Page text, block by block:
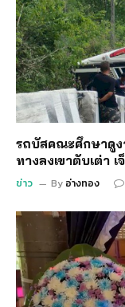
รถบัสคณะศึกษาดูง
ทางลงเขาตับเต่า
ข่าว By อ่างทอง